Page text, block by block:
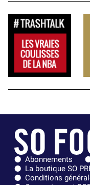
Abonnements
La boutique SO
Conditions